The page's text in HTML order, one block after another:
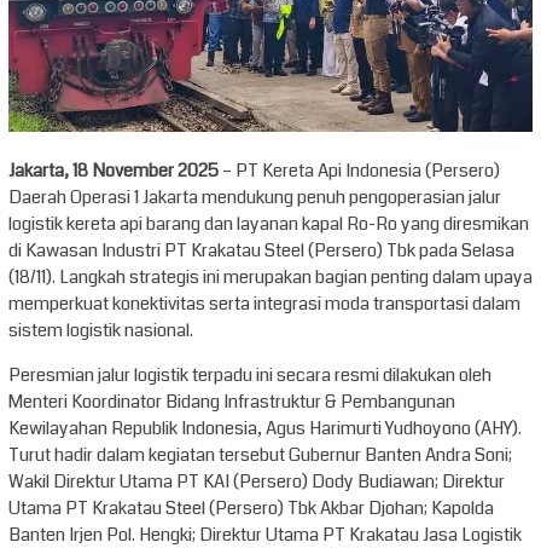
Jakarta, 18 November 2025– PT Kereta Api Indonesia (Persero)
Daerah Operasi 1 Jakarta mendukung penuh pengoperasian jalur
logistik kereta api barang dan layanan kapal Ro-Ro yang diresmikan
di Kawasan Industri PT Krakatau Steel (Persero) Tbk pada Selasa
(18/11). Langkah strategis ini merupakan bagian penting dalam upaya
memperkuat konektivitas serta integrasi moda transportasi dalam
sistem logistik nasional.
Peresmian jalur logistik terpadu ini secara resmi dilakukan oleh
Menteri Koordinator Bidang Infrastruktur & Pembangunan
Kewilayahan Republik Indonesia, Agus Harimurti Yudhoyono (AHY).
Turut hadir dalam kegiatan tersebut Gubernur Banten Andra Soni;
Wakil Direktur Utama PT KAI (Persero) Dody Budiawan; Direktur
Utama PT Krakatau Steel (Persero) Tbk Akbar Djohan; Kapolda
Banten Irjen Pol. Hengki; Direktur Utama PT Krakatau Jasa Logistik